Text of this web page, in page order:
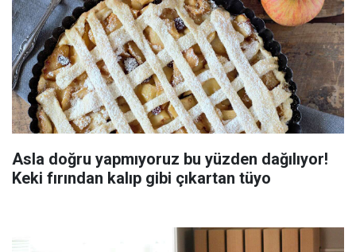
Asla doğru yapmıyoruz bu yüzden dağılıyor!
Keki fırından kalıp gibi çıkartan tüyo